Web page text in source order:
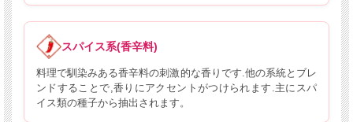
スパイス系(香辛料)
料理で馴染みある香辛料の刺激的な香りです.他の系統とブレ
ンドすることで,香りにアクセントがつけられます.主にスパ
イス類の種子から抽出されます。